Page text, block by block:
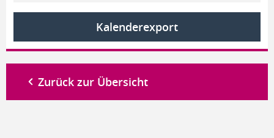
Kalenderexport
Zurück zur Übersicht